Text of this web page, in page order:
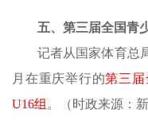
五、第三届全国青
记者从国家体育总
月在重庆举行的第三届
U16组 。 （时政来源：